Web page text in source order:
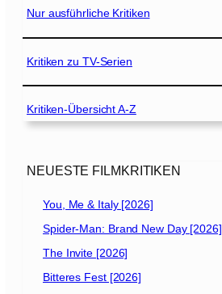
E
i
n
z
i
h
d
e
F
ä
Nur ausführliche Kritiken
Kritiken zu TV-Serien
Kritiken-Übersicht A-Z
NEUESTE FILMKRITIKEN
You, Me & Italy [2026]
Spider-Man: Brand New Day [2026]
The Invite [2026]
Bitteres Fest [2026]